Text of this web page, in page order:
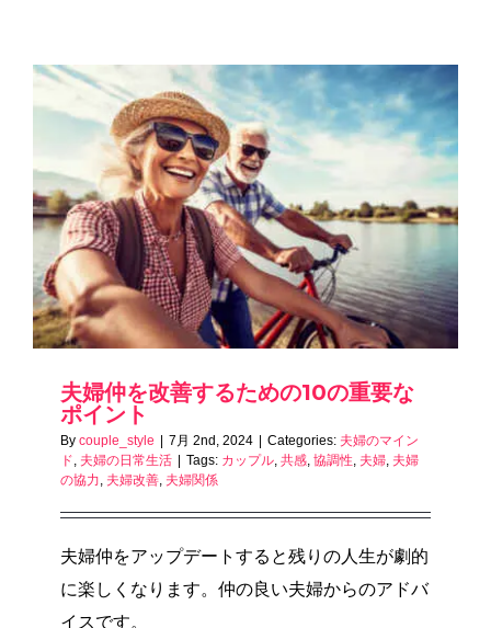
夫婦仲を改善するための10の重要な
ポイント
By couple_style 7月 2nd, 2024 Categories: 夫婦のマイン
ド, 夫婦の日常生活 Tags: カップル, 共感, 協調性, 夫婦, 夫婦
の協力, 夫婦改善, 夫婦関係
夫婦仲をアップデートすると残りの人生が劇的
に楽しくなります。仲の良い夫婦からのアドバ
イスです。